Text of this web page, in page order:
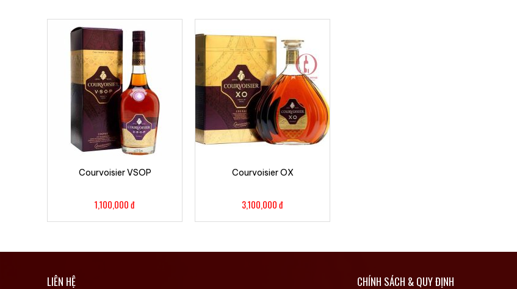
Courvoisier VSOP
1,100,000đ
Courvoisier OX
3,100,000đ
LIÊN HỆ CHÍNH SÁCH & QUY ĐỊNH